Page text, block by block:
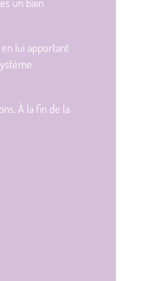
lui apportant
À la fin de la